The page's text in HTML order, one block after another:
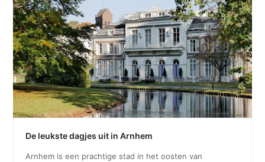
De leukste dagjes uit in Arnhem
Arnhem is een prachtige stad in het oosten van